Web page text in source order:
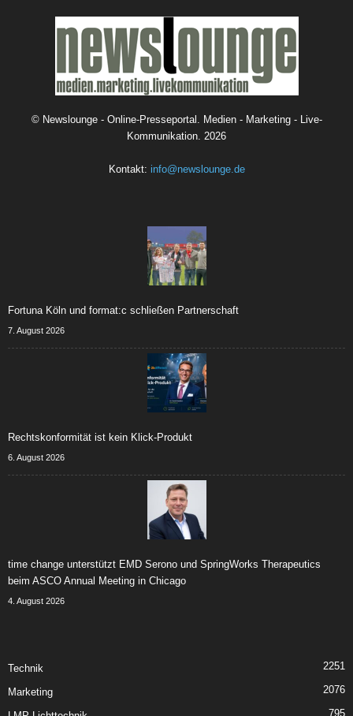
© Newslounge - Online-Presseportal. Medien - Marketing - Live-
Kommunikation. 2026
Kontakt: info@newslounge.de
Fortuna Köln und format:c schließen Partnerschaft
7. August 2026
Rechtskonformität ist kein Klick-Produkt
6. August 2026
time change unterstützt EMD Serono und SpringWorks Therapeutics
beim ASCO Annual Meeting in Chicago
4. August 2026
Technik 2251
Marketing 2076
795